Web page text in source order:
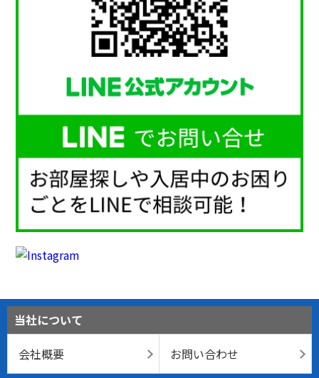
当社について
会社概要
お問い合わせ